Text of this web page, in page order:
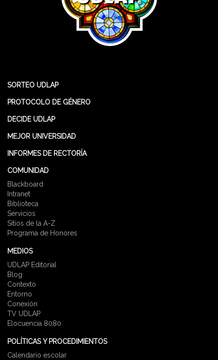
SORTEO UDLAP
PROTOCOLO DE GÉNERO
DECIDE UDLAP
MEJOR UNIVERSIDAD
INFORMES DE RECTORÍA
COMUNIDAD
Blackboard
Intranet
Biblioteca
Servicios
Sitios de la A-Z
Programa de Honores
MEDIOS
UDLAP Editorial
Blog
Contexto
Entorno
Conexión
TV UDLAP
Elocuencia 8080
POLÍTICAS Y PROCEDIMIENTOS
Calendario escolar